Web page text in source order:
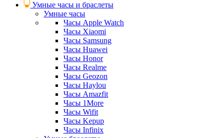
Умные часы и браслеты
Умные часы
Часы Apple Watch
Часы Xiaomi
Часы Samsung
Часы Huawei
Часы Honor
Часы Realme
Часы Geozon
Часы Haylou
Часы Amazfit
Часы 1More
Часы Wifit
Часы Kepup
Часы Infinix